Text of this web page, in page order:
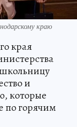
краю
края
и
которые
по горячим